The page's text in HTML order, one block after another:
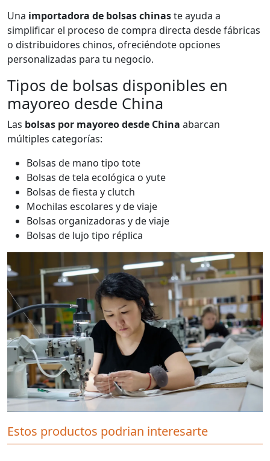
Una importadora de bolsas chinaste ayuda a
simplificar el proceso de compra directa desde fábricas
o distribuidores chinos, ofreciéndote opciones
personalizadas para tu negocio.
Tipos de bolsas disponibles en
mayoreo desde China
Las bolsas por mayoreo desde China abarcan
múltiples categorías:
Bolsas de mano tipo tote
Bolsas de tela ecológica o yute
Bolsas de fiesta y clutch
Mochilas escolares y de viaje
Bolsas organizadoras y de viaje
Bolsas de lujo tipo réplica
Estos productos podrian interesarte